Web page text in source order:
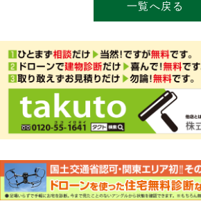
一覧へ戻る